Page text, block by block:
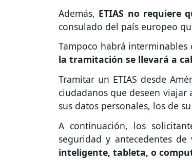
Además, ETIAS no requiere
consulado del país europeo
Tampoco habrá
la tramitación se llevará a
Tramitar un ETIAS desde
ciudadanos que deseen
sus datos personales, los de
A continuación, los
seguridad y antecedentes
inteligente, tableta, o